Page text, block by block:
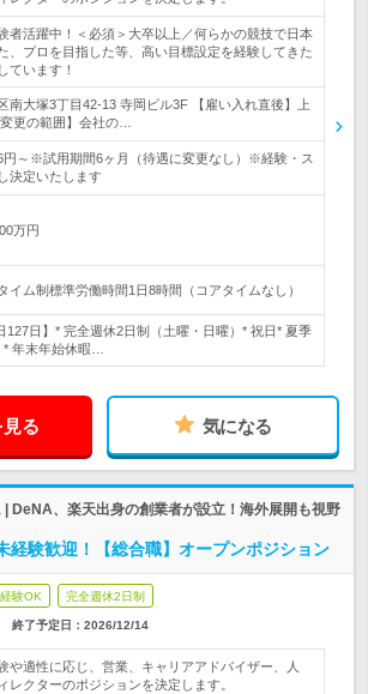
者活躍中！＜必須＞大卒以上／何らかの競技で日本
、プロを目指した等、高い目標設定を経験してきた
ています！
南大塚3丁目42-13 寺岡ビル3F 【雇い入れ直後】上
更の範囲】会社の…
円～※試用期間6ヶ月（待遇に変更なし）※経験・ス
決定いたします
万円
イム制標準労働時間1日8時間（コアタイムなし）
127日】* 完全週休2日制（土曜・日曜）* 祝日* 夏季
年末年始休暇…
る 気になる
DeNA、楽天出身の創業者が設立！海外展開も視野
経験歓迎！【総合職】オープンポジション
験OK 完全週休2日制
終了予定日： 2026/12/14
や適性に応じ、営業、キャリアアドバイザー、人
レクターのポジションを決定します。